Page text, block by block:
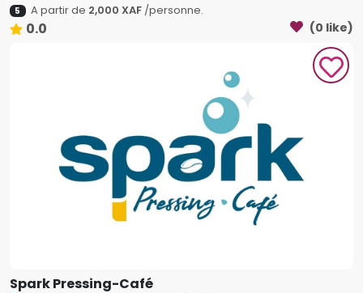
5 A partir de 2,000 XAF/personne.
0.0 (0 like)
Spark Pressing-Café